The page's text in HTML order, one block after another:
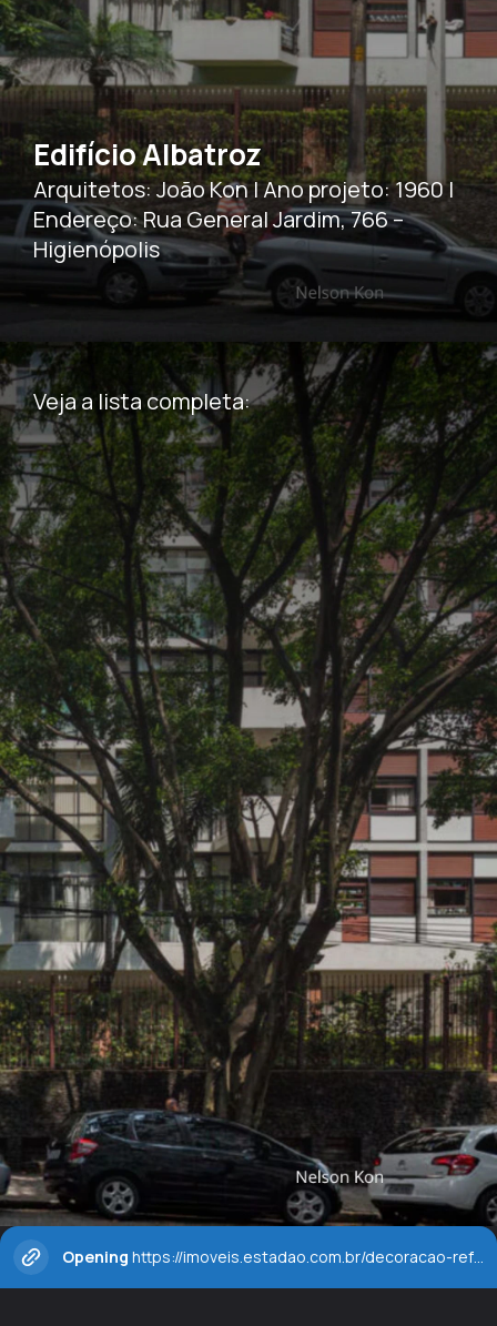
Edifício Albatroz
Arquitetos: João Kon | Ano projeto: 1960 |
Endereço: Rua General Jardim, 766 –
Higienópolis
Veja a lista completa:
Opening https://imoveis.estadao.com.br/decoracao-reforma-e-construcao/quais-sao-os-predios-residenciais-mais-bonitos-de-sao-paulo-especialistas-respondem/